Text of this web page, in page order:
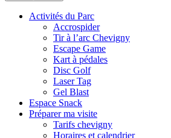
Activités du Parc
Accrospider
Tir à l’arc Chevigny
Escape Game
Kart à pédales
Disc Golf
Laser Tag
Gel Blast
Espace Snack
Préparer ma visite
Tarifs chevigny
Horaires et calendrier